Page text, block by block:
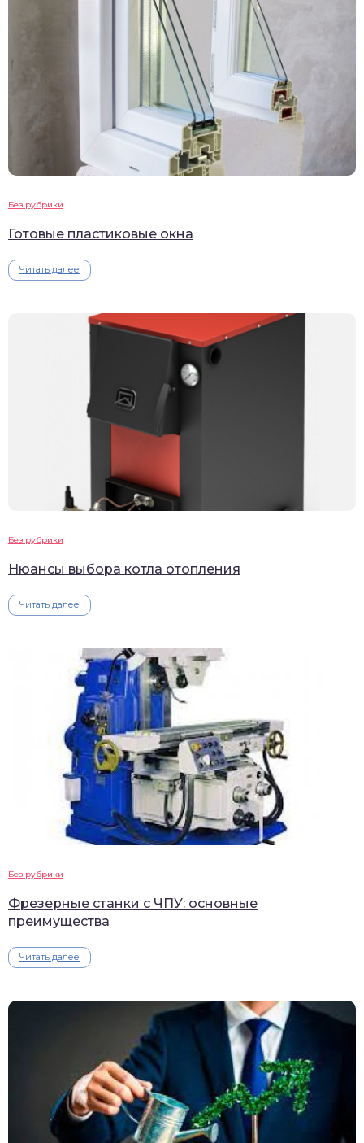
Без рубрики
Готовые пластиковые окна
Читать далее
Без рубрики
Нюансы выбора котла отопления
Читать далее
Без рубрики
Фрезерные станки с ЧПУ: основные
преимущества
Читать далее